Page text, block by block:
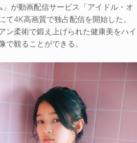
」が動画配信サービス「アイドル・オ
て4K高画質で独占配信を開始した。
ン柔術で鍛え上げられた健康美をハイ
で観ることができる。